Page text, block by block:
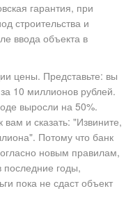
гарантия, при
строительства и
ввода объекта в
цены. Представьте: вы
10 миллионов рублей.
выросли на 50%.
и сказать: "Извините,
Потому что банк
новым правилам,
последние годы,
пока не сдаст объект